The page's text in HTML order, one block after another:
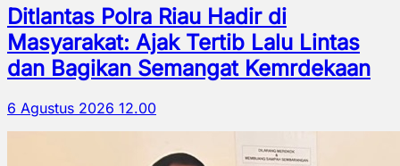
Ditlantas Polra Riau Hadir di
Masyarakat: Ajak Tertib Lalu Lintas
dan Bagikan Semangat Kemrdekaan
6 Agustus 2026 12.00